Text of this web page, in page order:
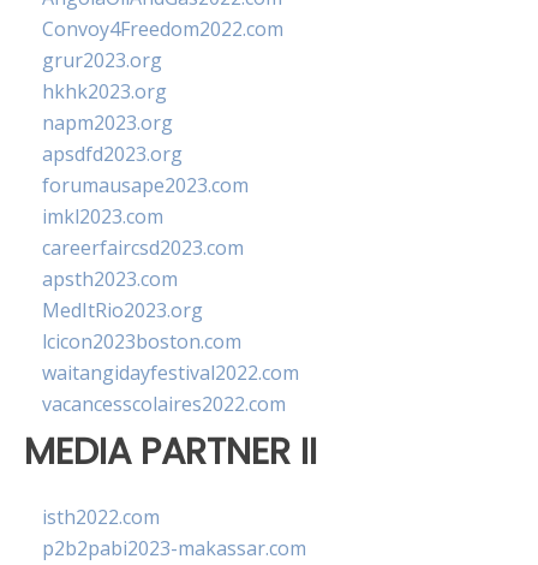
Convoy4Freedom2022.com
grur2023.org
hkhk2023.org
napm2023.org
apsdfd2023.org
forumausape2023.com
imkl2023.com
careerfaircsd2023.com
apsth2023.com
MedItRio2023.org
lcicon2023boston.com
waitangidayfestival2022.com
vacancesscolaires2022.com
MEDIA PARTNER II
isth2022.com
p2b2pabi2023-makassar.com